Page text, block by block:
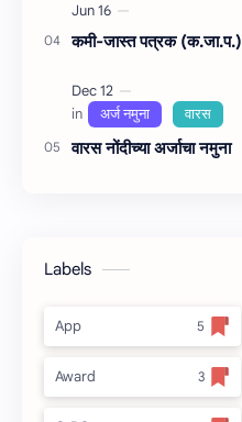
कमी-जास्त पत्रक (क.जा.प.)
वारस नोंदीच्‍या अर्जाचा नमुना
Labels
App
Award